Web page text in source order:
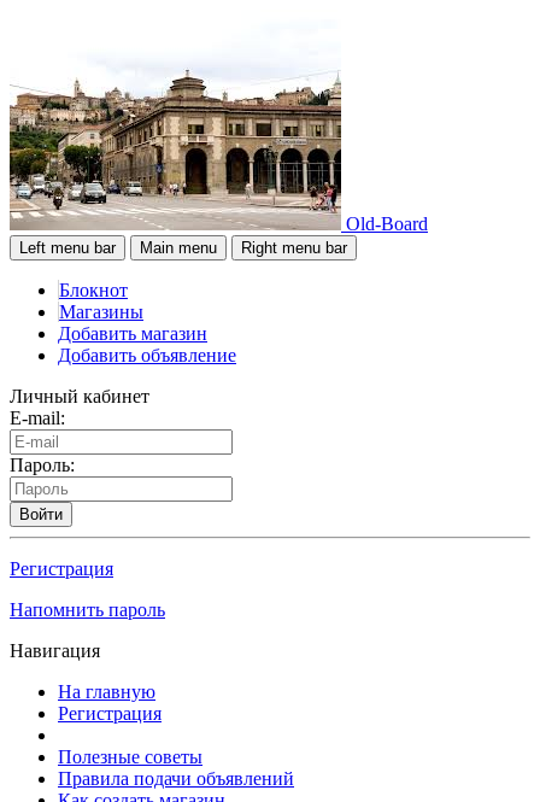
Old-Board
Left menu bar Main menu Right menu bar
Блокнот
Магазины
Добавить магазин
Добавить объявление
Личный кабинет
E-mail:
Пароль:
Войти
Регистрация
Напомнить пароль
Навигация
На главную
Регистрация
Полезные советы
Правила подачи объявлений